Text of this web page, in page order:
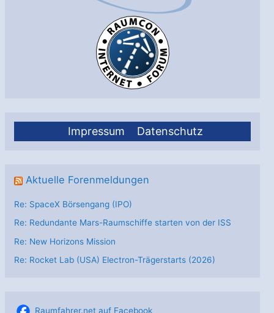
Impressum Datenschutz
Aktuelle Forenmeldungen
Re: SpaceX Börsengang (IPO)
Re: Redundante Mars-Raumschiffe starten von der ISS
Re: New Horizons Mission
Re: Rocket Lab (USA) Electron-Trägerstarts (2026)
Raumfahrer.net auf Facebook